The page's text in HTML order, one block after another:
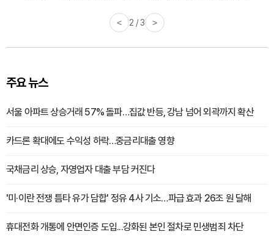
< 2 / 3 >
주요 뉴스
서울 아파트 상승거래 57% 돌파…집값 반등, 강남 넘어 외곽까지 확산
카드론 확대에도 수익성 하락…중금리대출 영향
국채금리 상승, 자영업자 대출 부담 커진다
'미·이란 전쟁 틈타 유가 담합' 정유 4사 기소…파급 효과 26조 원 달해
휴대전화 개통에 안면인증 도입...강화된 본인 절차로 민생범죄 차단